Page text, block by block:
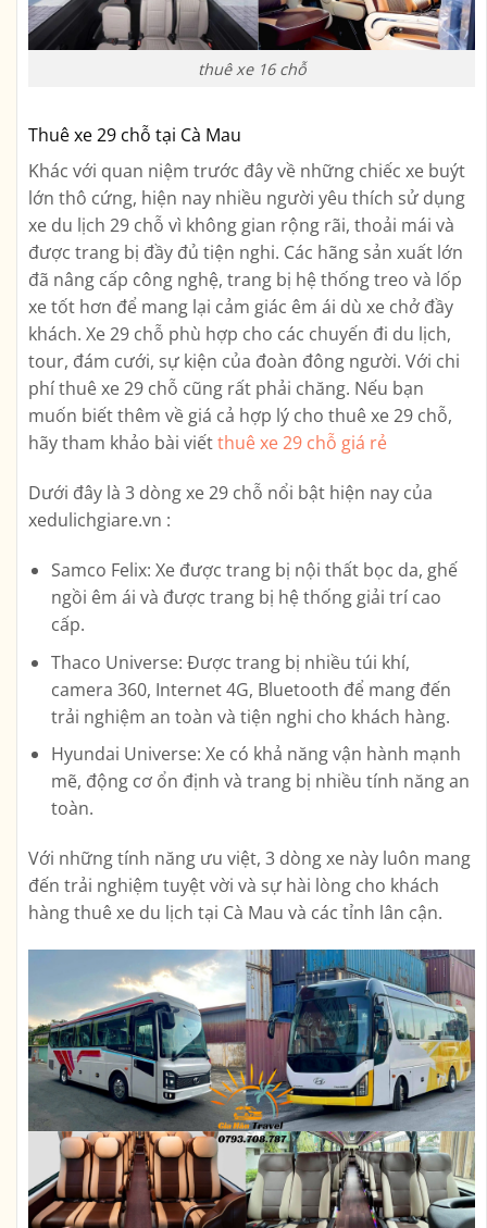
thuê xe 16 chỗ
Thuê xe 29 chỗ tại Cà Mau
Khác với quan niệm trước đây về những chiếc xe buýt
lớn thô cứng, hiện nay nhiều người yêu thích sử dụng
xe du lịch 29 chỗ vì không gian rộng rãi, thoải mái và
được trang bị đầy đủ tiện nghi. Các hãng sản xuất lớn
đã nâng cấp công nghệ, trang bị hệ thống treo và lốp
xe tốt hơn để mang lại cảm giác êm ái dù xe chở đầy
khách. Xe 29 chỗ phù hợp cho các chuyến đi du lịch,
tour, đám cưới, sự kiện của đoàn đông người. Với chi
phí thuê xe 29 chỗ cũng rất phải chăng. Nếu bạn
muốn biết thêm về giá cả hợp lý cho thuê xe 29 chỗ,
hãy tham khảo bài viếtthuê xe 29 chỗ giá rẻ
Dưới đây là 3 dòng xe 29 chỗ nổi bật hiện nay của
xedulichgiare.vn :
Samco Felix: Xe được trang bị nội thất bọc da, ghế
ngồi êm ái và được trang bị hệ thống giải trí cao
cấp.
Thaco Universe: Được trang bị nhiều túi khí,
camera 360, Internet 4G, Bluetooth để mang đến
trải nghiệm an toàn và tiện nghi cho khách hàng.
Hyundai Universe: Xe có khả năng vận hành mạnh
mẽ, động cơ ổn định và trang bị nhiều tính năng an
toàn.
Với những tính năng ưu việt, 3 dòng xe này luôn mang
đến trải nghiệm tuyệt vời và sự hài lòng cho khách
hàng thuê xe du lịch tại Cà Mau và các tỉnh lân cận.